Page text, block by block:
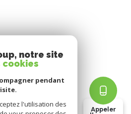
Appeler
notre site
pendant
l'utilisation des